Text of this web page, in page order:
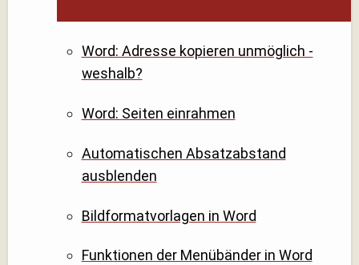
Word: Adresse kopieren unmöglich -
weshalb?
Word: Seiten einrahmen
Automatischen Absatzabstand
ausblenden
Bildformatvorlagen in Word
Funktionen der Menübänder in Word